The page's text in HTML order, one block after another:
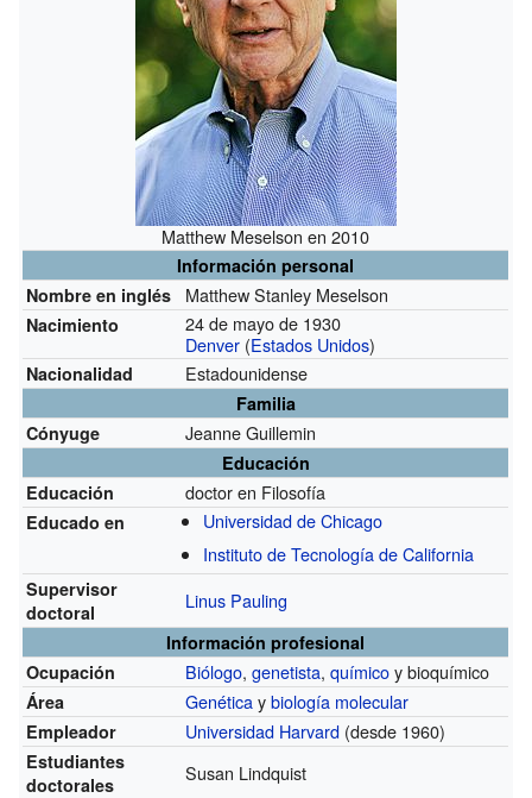
Matthew Meselson en 2010
Información personal
Nombre en inglés
Matthew Stanley Meselson
Nacimiento
24 de mayo de 1930
Denver (Estados Unidos)
Nacionalidad Estadounidense
Familia
Cónyuge
Jeanne Guillemin
Educación
Educación
doctor en Filosofía
Educado en
Universidad de Chicago
Instituto de Tecnología de California
Supervisor
doctoral
Linus Pauling
Información profesional
Ocupación
Biólogo,genetista,químicoy bioquímico
Área Genéticaybiología molecular
Empleador Universidad Harvard (desde 1960)
Estudiantes
doctorales
Susan Lindquist